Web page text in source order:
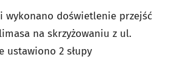
wykonano doświetlenie przejść
na skrzyżowaniu z ul.
ustawiono 2 słupy